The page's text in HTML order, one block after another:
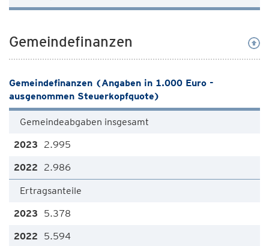
Gemeindefinanzen
Gemeindefinanzen (Angaben in 1.000 Euro -
ausgenommen Steuerkopfquote)
Gemeindeabgaben insgesamt
2.995
2.986
Ertragsanteile
5.378
5.594